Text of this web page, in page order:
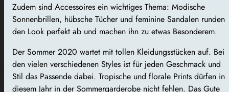
Zudem sind Accessoires ein wichtiges Thema: Modische
Sonnenbrillen, hübsche Tücher und feminine Sandalen runden
den Look perfekt ab und machen ihn zu etwas Besonderem.
Der Sommer 2020 wartet mit tollen Kleidungsstücken auf. Bei
den vielen verschiedenen Styles ist für jeden Geschmack und
Stil das Passende dabei. Tropische und florale Prints dürfen in
diesem Jahr in der Sommergarderobe nicht fehlen. Das Gute